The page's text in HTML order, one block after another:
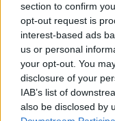
section to confirm
opt-out request is
interest-based ads
us or personal
your opt-out. You
disclosure of your
IAB’s list of
also be disclosed by